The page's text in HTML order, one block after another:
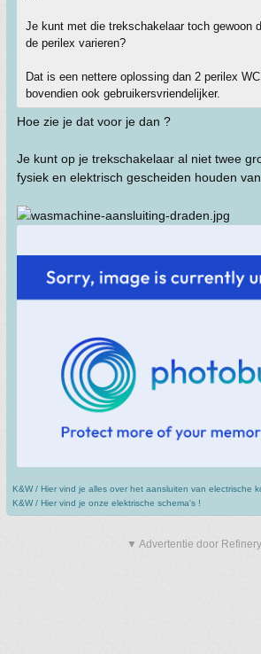
Je kunt met die trekschakelaar toch gewoon
de perilex varieren?
Dat is een nettere oplossing dan 2 perilex
bovendien ook gebruikersvriendelijker.
Hoe zie je dat voor je dan ?
Je kunt op je trekschakelaar al niet twee
fysiek en elektrisch gescheiden houden
K&W / Hier vind je alles over het aansluiten van electrische
K&W / Hier vind je onze elektrische schema's !
▼ Advertentie door